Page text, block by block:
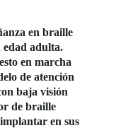
en braille
edad adulta.
en marcha
de atención
baja visión
de braille
en sus